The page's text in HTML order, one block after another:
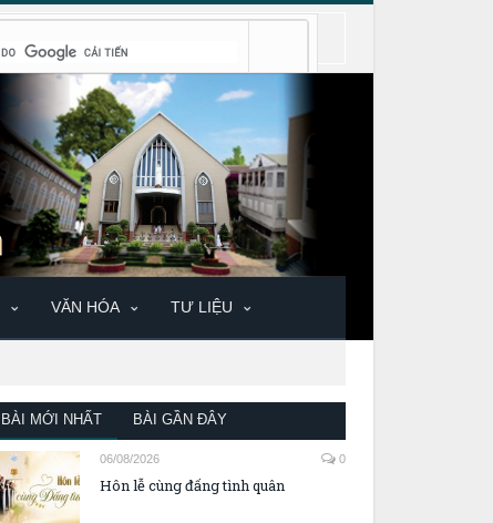
VĂN HÓA TƯ LIỆU
BÀI MỚI NHẤT BÀI GẦN ĐÂY
06/08/2026 0
Hôn lễ cùng đấng tình quân